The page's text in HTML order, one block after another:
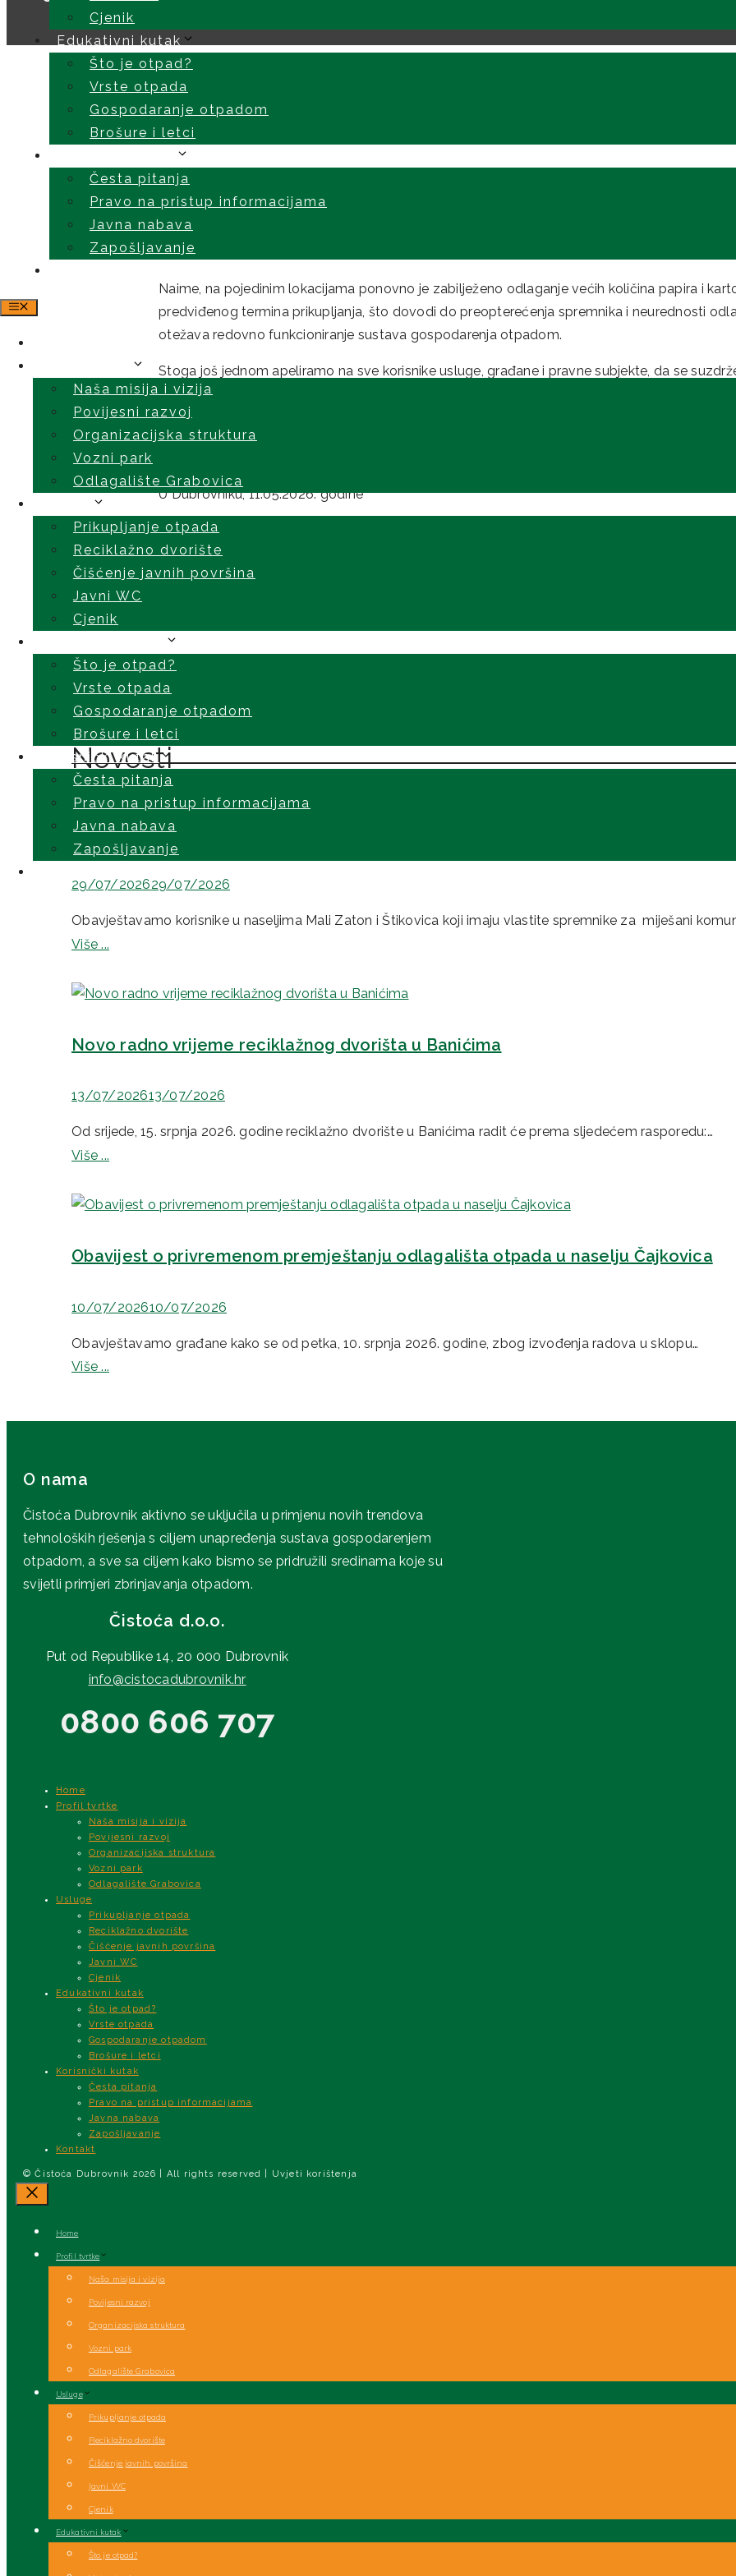
Cjenik
Edukativni kutak
Što je otpad?
Vrste otpada
Gospodaranje otpadom
Brošure i letci
Česta pitanja
Pravo na pristup informacijama
Javna nabava
Zapošljavanje
Naša misija i vizija
Povijesni razvoj
Organizacijska struktura
Vozni park
Odlagalište Grabovica
Prikupljanje otpada
Reciklažno dvorište
Čišćenje javnih površina
Javni WC
Cjenik
Što je otpad?
Vrste otpada
Gospodaranje otpadom
Brošure i letci
Korisnički kutak
Česta pitanja
Pravo na pristup informacijama
Javna nabava
Zapošljavanje
Ovim putem ponovno podsjećamo naše sugrađane kako se
kartona.
Naime, na pojedinim lokacijama ponovno je zabilježeno odlaganje većih količina papira i
predviđenog termina prikupljanja, što dovodi do preopterećenja spremnika i neurednosti
otežava redovno funkcioniranje sustava gospodarenja otpadom.
Stoga još jednom apeliramo na sve korisnike usluge, građane i pravne subjekte, da se
iznošenja i odlaganja kartona i papira na odlagališta i javne površine subotom i nedjeljom.
U Dubrovniku, 11.05.2026. godine
Novosti
Obavijest korisnicima u naseljima Mali Zaton i Štikovica
29/07/202629/07/2026
Obavještavamo korisnike u naseljima Mali Zaton i Štikovica koji imaju vlastite spremnike za miješani
Više ...
Novo radno vrijeme reciklažnog dvorišta u Banićima
13/07/202613/07/2026
Od srijede, 15. srpnja 2026. godine reciklažno dvorište u Banićima radit će prema sljedećem rasporedu:…
Više ...
Obavijest o privremenom premještanju odlagališta otpada u naselju Čajkovica
10/07/202610/07/2026
Obavještavamo građane kako se od petka, 10. srpnja 2026. godine, zbog izvođenja radova u sklopu…
Više ...
O nama
Čistoća Dubrovnik aktivno se uključila u primjenu novih trendova
tehnoloških rješenja s ciljem unapređenja sustava gospodarenjem
otpadom, a sve sa ciljem kako bismo se pridružili sredinama koje su
svijetli primjeri zbrinjavanja otpadom.
Čistoća d.o.o.
Put od Republike 14, 20 000 Dubrovnik
info@cistocadubrovnik.hr
0800 606 707
Home
Profil tvrtke
Naša misija i vizija
Povijesni razvoj
Organizacijska struktura
Vozni park
Odlagalište Grabovica
Usluge
Prikupljanje otpada
Reciklažno dvorište
Čišćenje javnih površina
Javni WC
Cjenik
Edukativni kutak
Što je otpad?
Vrste otpada
Gospodaranje otpadom
Brošure i letci
Korisnički kutak
Česta pitanja
Pravo na pristup informacijama
Javna nabava
Zapošljavanje
Kontakt
© Čistoća Dubrovnik 2026 | All rights reserved | Uvjeti korištenja
Close
Home
Profil tvrtke
Naša misija i vizija
Povijesni razvoj
Organizacijska struktura
Vozni park
Odlagalište Grabovica
Usluge
Prikupljanje otpada
Reciklažno dvorište
Čišćenje javnih površina
Javni WC
Cjenik
Edukativni kutak
Što je otpad?